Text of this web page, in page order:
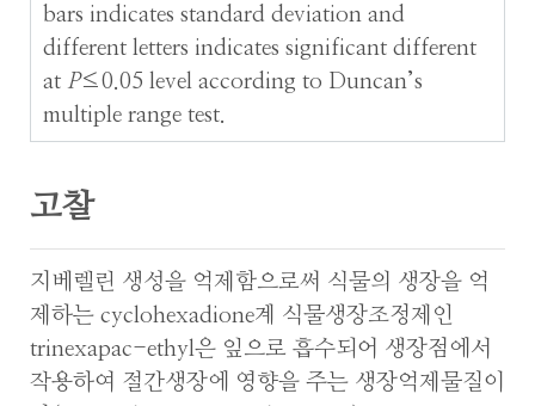
bars indicates standard deviation and
different letters indicates significant different
at P≤0.05 level according to Duncan’s
multiple range test.
고찰
지베렐린 생성을 억제함으로써 식물의 생장을 억
제하는 cyclohexadione계 식물생장조정제인
trinexapac-ethyl은 잎으로 흡수되어 생장점에서
작용하여 절간생장에 영향을 주는 생장억제물질이